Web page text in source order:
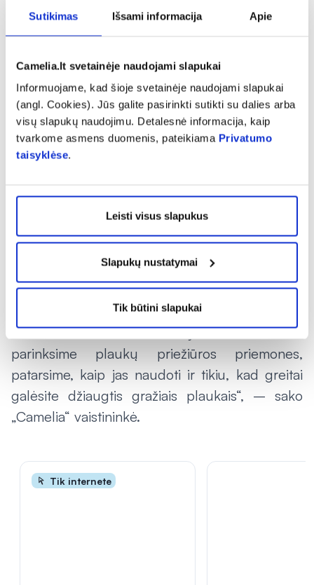
Sutikimas Išsami informacija Apie
Camelia.lt svetainėje naudojami slapukai
Informuojame, kad šioje svetainėje naudojami slapukai
(angl. Cookies). Jūs galite pasirinkti sutikti su dalies arba
visų slapukų naudojimu. Detalesnė informacija, kaip
tvarkome asmens duomenis, pateikiama Privatumo
taisyklėse.
Leisti visus slapukus
Slapukų nustatymai
Tik būtini slapukai
Kalbėdama apie kondicionierių naudojimą K.
savininkams kondicionierių naudoti nebūtina, o
jei naudojate, tai reikomenduojama skirtą
specialiai riebiems plaukams. Ir tepkite jį tik ant
plaukų galiukų, netepkite šaknų ir galvos odos.
Labai kruopščiai nuskalaukite plaukus drungnu
priemonių.
„Dar vienas reikšmingas patarimas – rečiau
šukuokite plaukus, netrinkite ir nekasykite
galvos odos, nes tai skatina riebalinių liaukų
veiklą ir plaukai riebaluojasi greičiau. Turinčius
riebius plaukus, kviečiu drąsiai kreiptis į
vaistininkus. Mes visada jums individualiai
parinksime plaukų priežiūros priemones,
patarsime, kaip jas naudoti ir tikiu, kad greitai
galėsite džiaugtis gražiais plaukais“, – sako
„Camelia“ vaistininkė.
Tik internete